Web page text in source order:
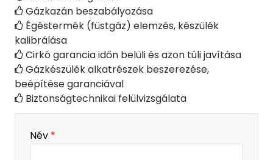
 Gázkazán beszabályozása
 Égéstermék (füstgáz) elemzés, készülék
kalibrálása
 Cirkó garancia időn belüli és azon túli javítása
 Gázkészülék alkatrészek beszerezése,
beépítése garanciával
 Biztonságtechnikai felülvizsgálata
-
Név *